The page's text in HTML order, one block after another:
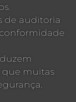
de auditoria
que muitas